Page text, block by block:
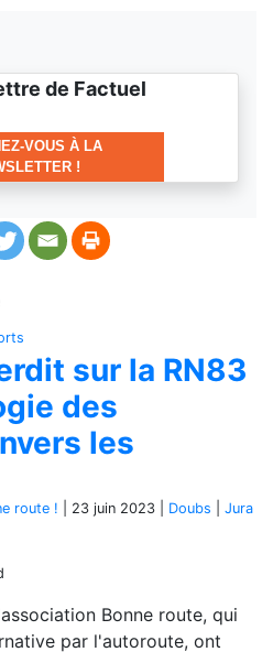
de Factuel
VOUS À LA
!
sur la RN83
des
les
route ! 23 juin 2023 Doubs Jura
Bonne route, qui
par l'autoroute, ont